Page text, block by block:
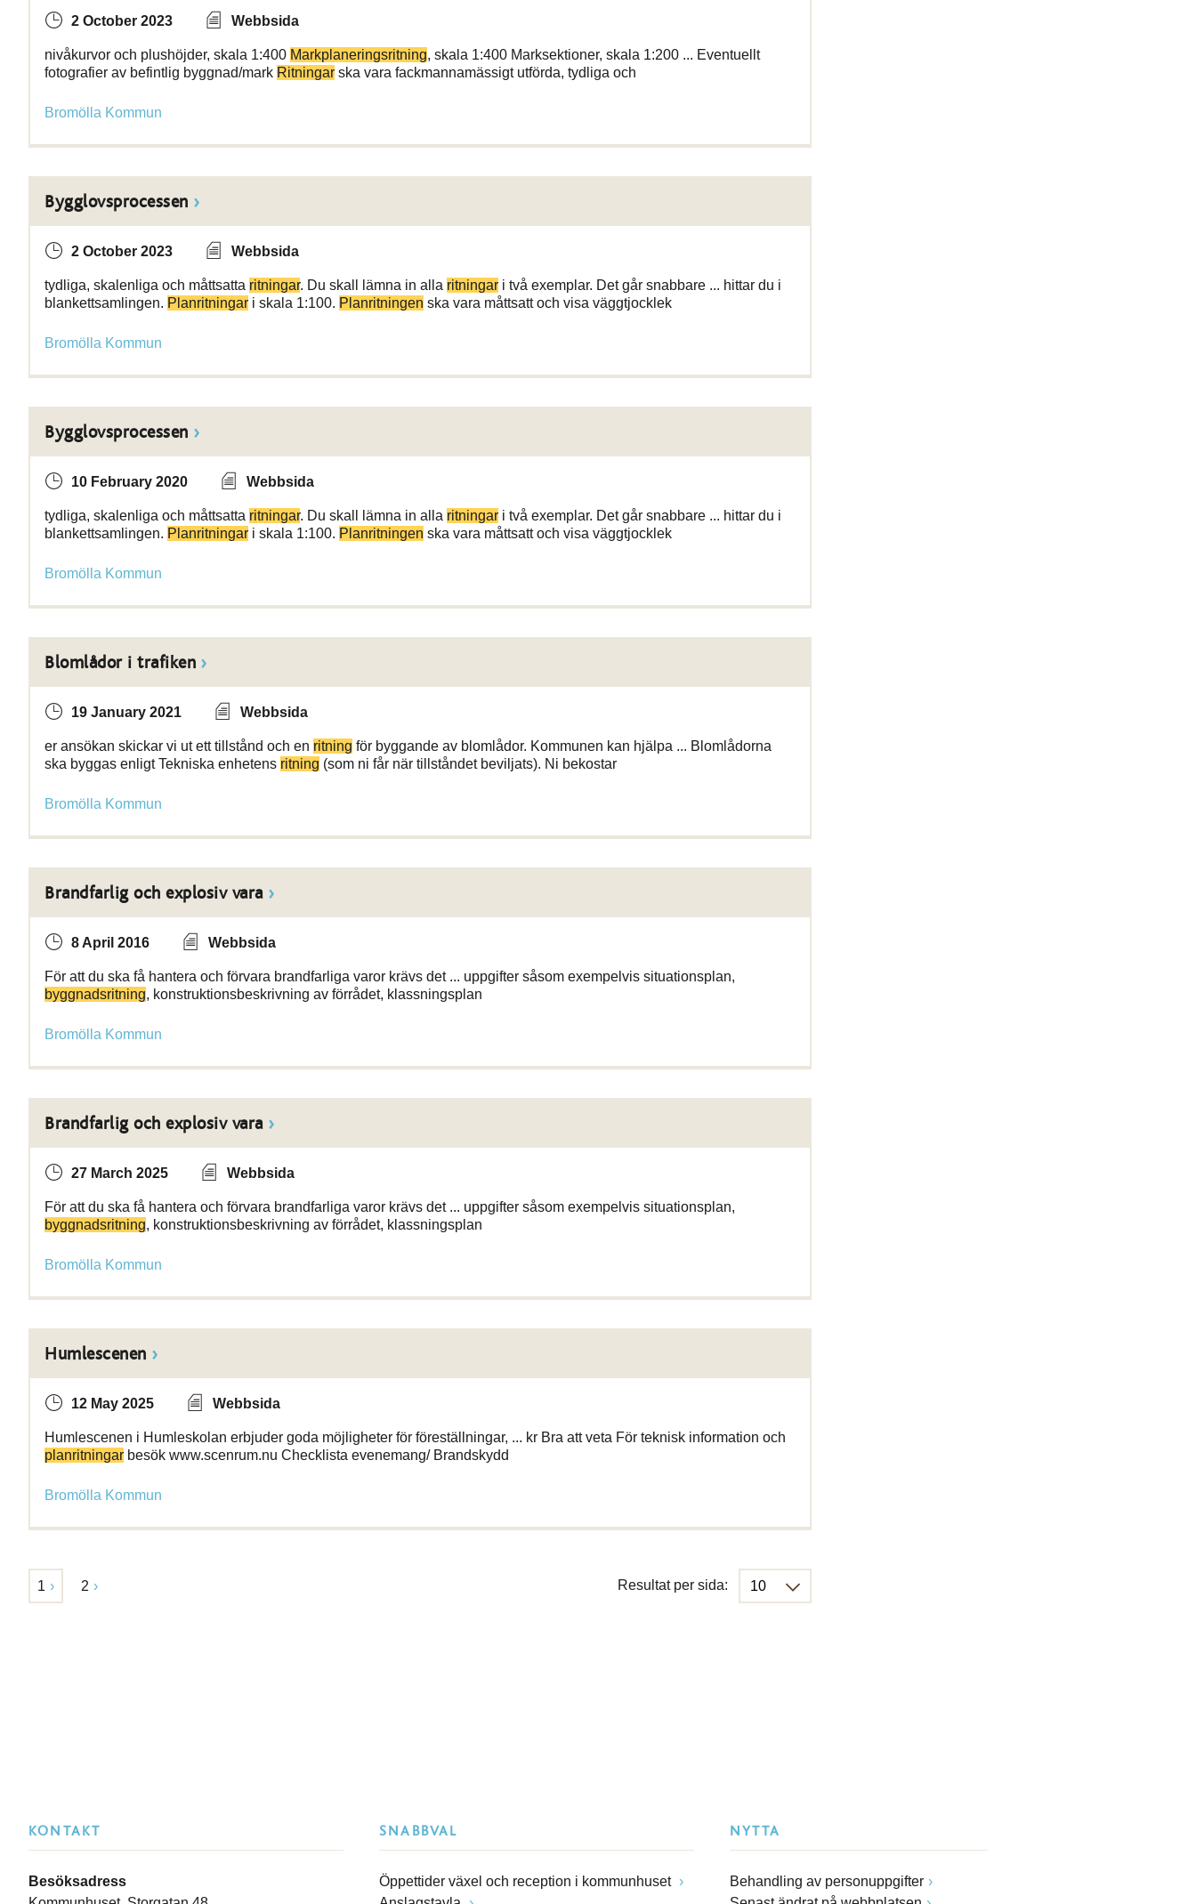
2 October 2023 Webbsida
nivåkurvor och plushöjder, skala 1:400 Markplaneringsritning, skala 1:400 Marksektioner, skala 1:200 ... Eventuellt
fotografier av befintlig byggnad/mark Ritningar ska vara fackmannamässigt utförda, tydliga och
Bromölla Kommun
Bygglovsprocessen
2 October 2023 Webbsida
tydliga, skalenliga och måttsatta ritningar. Du skall lämna in alla ritningar i två exemplar. Det går snabbare ... hittar du i
blankettsamlingen. Planritningar i skala 1:100. Planritningen ska vara måttsatt och visa väggtjocklek
Bromölla Kommun
Bygglovsprocessen
10 February 2020 Webbsida
tydliga, skalenliga och måttsatta ritningar. Du skall lämna in alla ritningar i två exemplar. Det går snabbare ... hittar du i
blankettsamlingen. Planritningar i skala 1:100. Planritningen ska vara måttsatt och visa väggtjocklek
Bromölla Kommun
Blomlådor i trafiken
19 January 2021 Webbsida
er ansökan skickar vi ut ett tillstånd och en ritning för byggande av blomlådor. Kommunen kan hjälpa ... Blomlådorna
ska byggas enligt Tekniska enhetens ritning (som ni får när tillståndet beviljats). Ni bekostar
Bromölla Kommun
Brandfarlig och explosiv vara
8 April 2016 Webbsida
För att du ska få hantera och förvara brandfarliga varor krävs det ... uppgifter såsom exempelvis situationsplan,
byggnadsritning, konstruktionsbeskrivning av förrådet, klassningsplan
Bromölla Kommun
Brandfarlig och explosiv vara
27 March 2025 Webbsida
För att du ska få hantera och förvara brandfarliga varor krävs det ... uppgifter såsom exempelvis situationsplan,
byggnadsritning, konstruktionsbeskrivning av förrådet, klassningsplan
Bromölla Kommun
Humlescenen
12 May 2025 Webbsida
Humlescenen i Humleskolan erbjuder goda möjligheter för föreställningar, ... kr Bra att veta För teknisk information och
planritningar besök www.scenrum.nu Checklista evenemang/ Brandskydd
Bromölla Kommun
1 2 Resultat per sida:
KONTAKT
Besöksadress
SNABBVAL
Öppettider växel och reception i kommunhuset
NYTTA
Behandling av personuppgifter